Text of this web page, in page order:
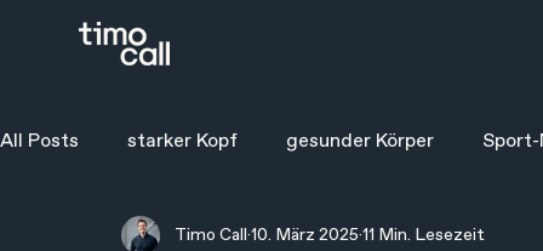
All Posts starker Kopf gesunder Körper
Timo Call 10. März 2025 11 Min. Lesezeit